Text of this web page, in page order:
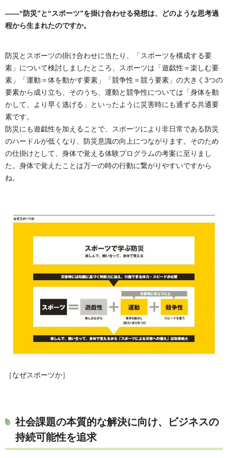
――“防災”と“スポーツ”を掛け合わせる発想は、どのような思考過
程から生まれたのですか。
防災とスポーツの掛け合わせに当たり、「スポーツを構成する要
素」について検討しましたところ、スポーツは「遊戯性＝楽しむ要
素」「運動＝体を動かす要素」「競争性＝競う要素」の大きく3つの
要素から成り立ち、そのうち、運動と競争性については「身体を動
かして、より早く逃げる」といったように災害時にも通ずる共通要
素です。
防災にも遊戯性を加えることで、スポーツにより非日常である防災
のハードルが低くなり、防災意識の向上につながります。そのため
の仕掛けとして、身体で覚える体験プログラムの考案に至りまし
た。身体で覚えたことは万一の時の行動に繋がりやすいですから
ね。
［なぜスポーツか］
社会課題の本質的な解決に向け、ビジネスの
持続可能性を追求